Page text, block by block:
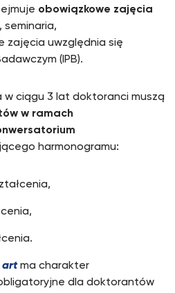
obowiązkowe zajęcia
seminaria,
zajęcia uwzględnia się
(IPB).
w ciągu 3 lat doktoranci muszą
w ramach
harmonogramu:
artma charakter
dla doktorantów